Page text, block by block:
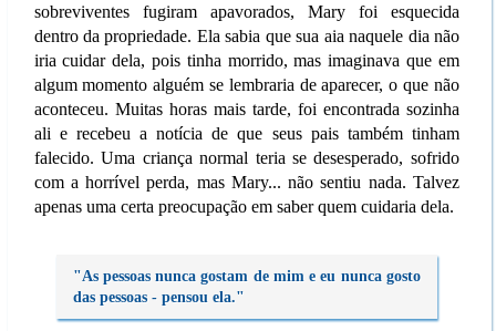
sobreviventes fugiram apavorados, Mary foi esquecida
dentro da propriedade. Ela sabia que sua aia naquele dia não
iria cuidar dela, pois tinha morrido, mas imaginava que em
algum momento alguém se lembraria de aparecer, o que não
aconteceu. Muitas horas mais tarde, foi encontrada sozinha
ali e recebeu a notícia de que seus pais também tinham
falecido. Uma criança normal teria se desesperado, sofrido
com a horrível perda, mas Mary... não sentiu nada. Talvez
apenas uma certa preocupação em saber quem cuidaria dela.
"As pessoas nunca gostam de mim e eu nunca gosto
das pessoas - pensou ela."